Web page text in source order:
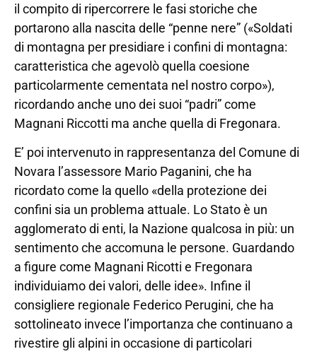
il compito di ripercorrere le fasi storiche che
portarono alla nascita delle “penne nere” («Soldati
di montagna per presidiare i confini di montagna:
caratteristica che agevolò quella coesione
particolarmente cementata nel nostro corpo»),
ricordando anche uno dei suoi “padri” come
Magnani Riccotti ma anche quella di Fregonara.
E’ poi intervenuto in rappresentanza del Comune di
Novara l’assessore Mario Paganini, che ha
ricordato come la quello «della protezione dei
confini sia un problema attuale. Lo Stato è un
agglomerato di enti, la Nazione qualcosa in più: un
sentimento che accomuna le persone. Guardando
a figure come Magnani Ricotti e Fregonara
individuiamo dei valori, delle idee». Infine il
consigliere regionale Federico Perugini, che ha
sottolineato invece l’importanza che continuano a
rivestire gli alpini in occasione di particolari